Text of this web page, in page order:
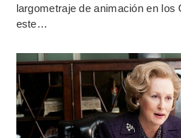
largometraje de animación en los
este…